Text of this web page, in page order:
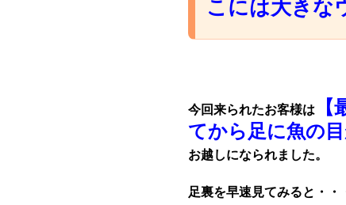
こには大きな
今回来られたお客様は
てから足に魚の
お越しになられました。
足裏を早速見てみると・・